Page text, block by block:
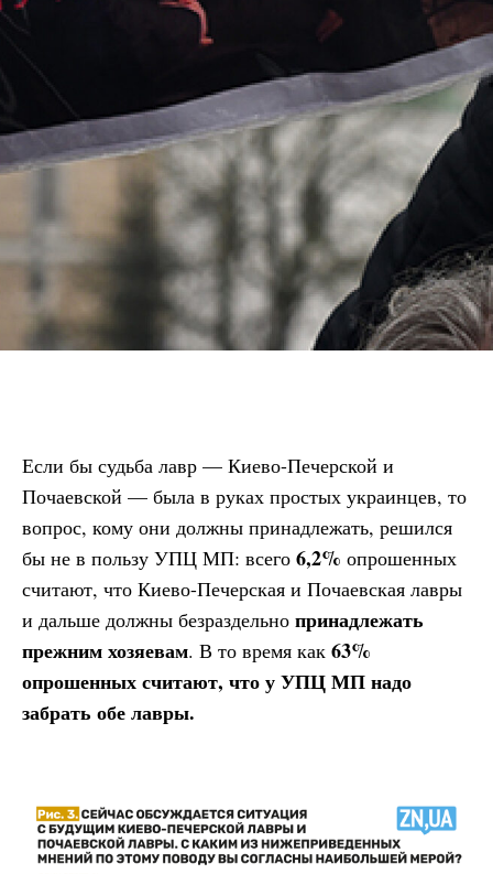
Если бы судьба лавр — Киево-Печерской и
Почаевской — была в руках простых украинцев, то
вопрос, кому они должны принадлежать, решился
бы не в пользу УПЦ МП: всего 6,2% опрошенных
считают, что Киево-Печерская и Почаевская лавры
и дальше должны безраздельно принадлежать
прежним хозяевам. В то время как 63%
опрошенных считают, что у УПЦ МП надо
забрать обе лавры.